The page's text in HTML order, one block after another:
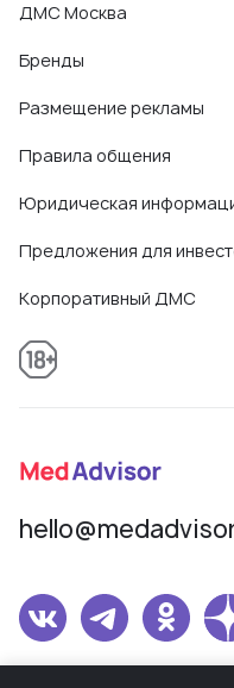
ДМС Москва
Бренды
Размещение рекламы
Правила общения
Юридическая
Предложения для
Корпоративный ДМС